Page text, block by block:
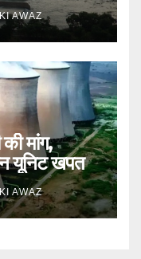
AWAZ
मांग,
यूनिट खपत
AWAZ